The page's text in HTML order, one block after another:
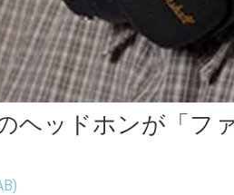
ヘッドホンが「フ